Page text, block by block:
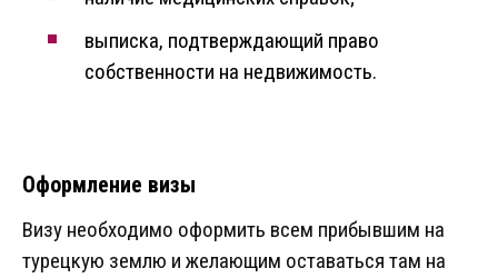
выписка, подтверждающий право
собственности на недвижимость.
Оформление визы
Визу необходимо оформить всем прибывшим на
турецкую землю и желающим оставаться там на